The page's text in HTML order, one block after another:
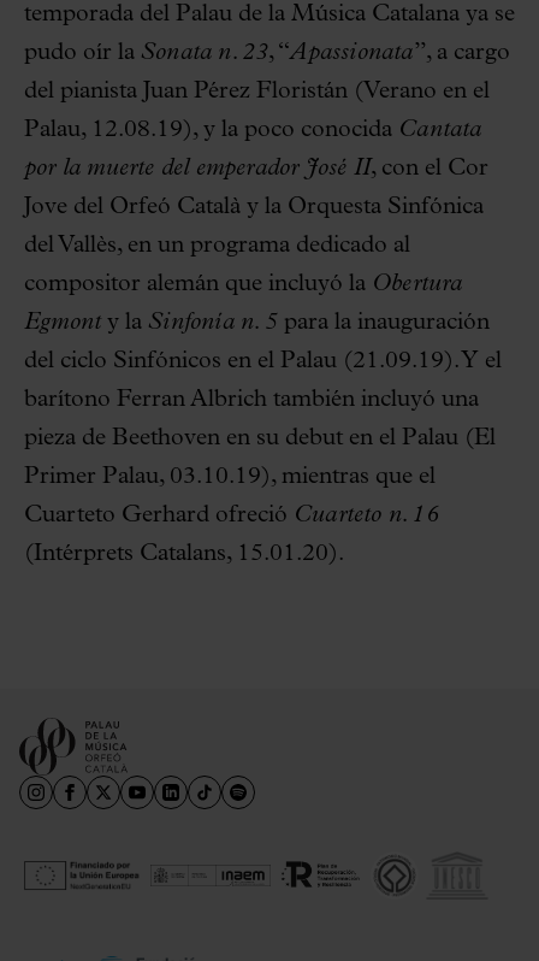
temporada del Palau de la Música Catalana ya se
pudo oír la Sonata n. 23, “Apassionata”, a cargo
del pianista Juan Pérez Floristán (Verano en el
Palau, 12.08.19), y la poco conocida Cantata
por la muerte del emperador José II, con el Cor
Jove del Orfeó Català y la Orquesta Sinfónica
del Vallès, en un programa dedicado al
compositor alemán que incluyó la Obertura
Egmont y la Sinfonía n. 5 para la inauguración
del ciclo Sinfónicos en el Palau (21.09.19). Y el
barítono Ferran Albrich también incluyó una
pieza de Beethoven en su debut en el Palau (El
Primer Palau, 03.10.19), mientras que el
Cuarteto Gerhard ofreció Cuarteto n. 16
(Intérprets Catalans, 15.01.20).